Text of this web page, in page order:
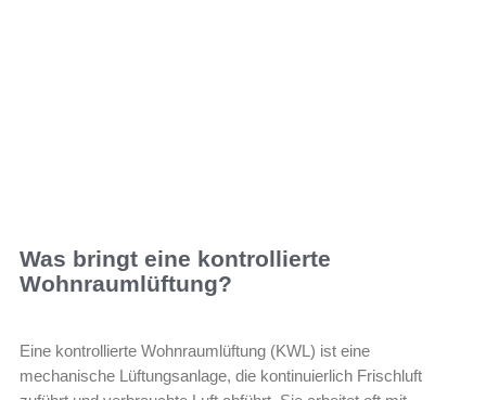
Was bringt eine kontrollierte
Wohnraumlüftung?
Eine kontrollierte Wohnraumlüftung (KWL) ist eine
mechanische Lüftungsanlage, die kontinuierlich Frischluft